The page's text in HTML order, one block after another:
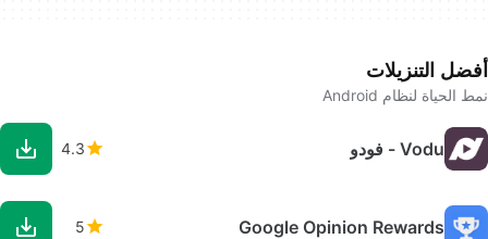
أفضل التنزيلات
نمط الحياة لنظام Android
Vodu - فودو 4.3
Google Opinion Rewards
5